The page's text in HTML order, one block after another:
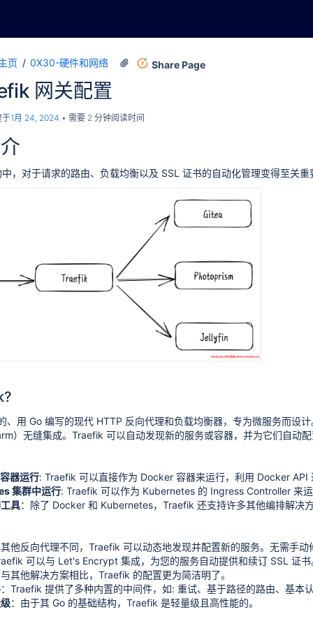
页 0X30-硬件和网络 Share Page
网关配置
于1月 24, 2024 需要 2 分钟阅读时间
，对于请求的路由、负载均衡以及 SSL 证书的自动化管理变得至关
、用 Go 编写的现代 HTTP 反向代理和负载均衡器，专为微服务而设
）无缝集成。Traefik 可以自动发现新的服务或容器，并为它们自动
器运行: Traefik 可以直接作为 Docker 容器来运行，利用 Docker API
集群中运行: Traefik 可以作为 Kubernetes 的 Ingress Controller 来
具：除了 Docker 和 Kubernetes，Traefik 还支持许多其他编排解决
他反向代理不同，Traefik 可以动态地发现并配置新的服务。无需手
可以与 Let's Encrypt 集成，为您的服务自动提供和续订 SSL 证书
其他解决方案相比，Traefik 的配置更为简洁明了。
：Traefik 提供了多种内置的中间件，如: 重试、基于路径的路由、基本
：由于其 Go 的基础结构，Traefik 是轻量级且高性能的。